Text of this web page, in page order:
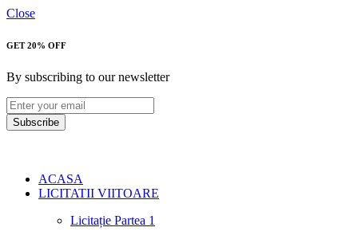
Close
GET 20% OFF
By subscribing to our newsletter
Subscribe
ACASA
LICITATII VIITOARE
Licitație Partea 1